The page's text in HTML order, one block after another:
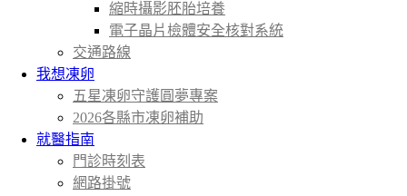
縮時攝影胚胎培養
電子晶片檢體安全核對系統
交通路線
我想凍卵
五星凍卵守護圓夢專案
2026各縣市凍卵補助
就醫指南
門診時刻表
網路掛號